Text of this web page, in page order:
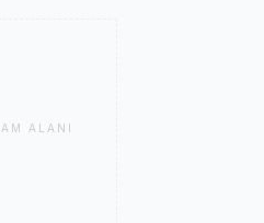
ALANI